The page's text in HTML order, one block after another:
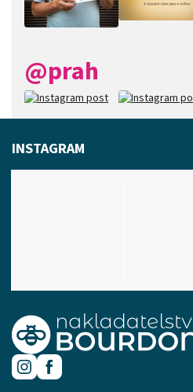
@prah
INSTAGRAM